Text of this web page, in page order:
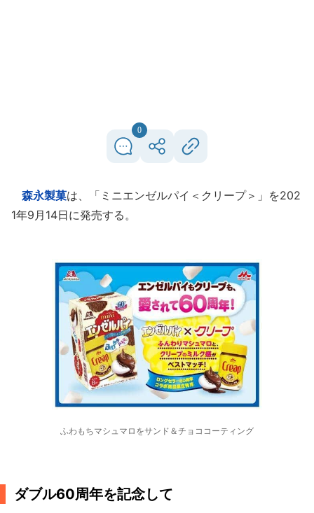
0
森永製菓は、「ミニエンゼルパイ＜クリープ＞」を202
1年9月14日に発売する。
ふわもちマシュマロをサンド＆チョココーティング
ダブル60周年を記念して